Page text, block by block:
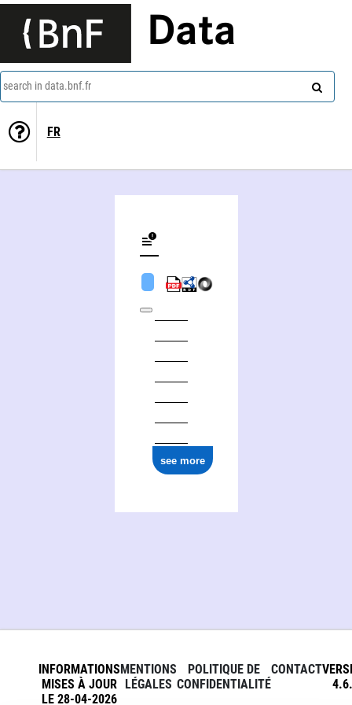
Data
search in data.bnf.fr
FR
see more
INFORMATIONS
MISES À JOUR
LE 28-04-2026
MENTIONS
LÉGALES
POLITIQUE DE
CONFIDENTIALITÉ
CONTACT